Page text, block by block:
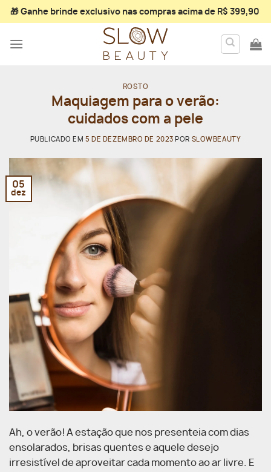
Skip
to
🎁 Ganhe brinde exclusivonas compras acima de R$ 399,90
ROSTO
Maquiagem para o verão:
cuidados com a pele
PUBLICADO EM5 DE DEZEMBRO DE 2023 POR SLOWBEAUTY
05
dez
Ah, o verão! A estação que nos presenteia com dias
ensolarados, brisas quentes e aquele desejo
irresistível de aproveitar cada momento ao ar livre. E